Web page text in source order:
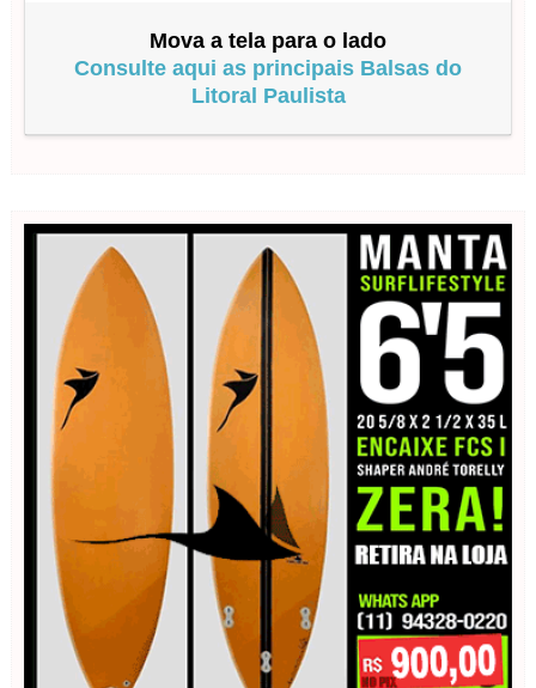
Mova a tela para o lado
Consulte aqui as principais Balsas do
Litoral Paulista